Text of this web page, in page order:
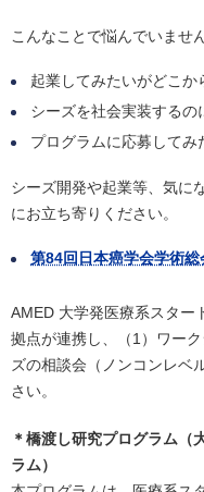
こんなことで悩んでいませ
起業してみたいがどこか
シーズを社会実装するの
プログラムに応募してみ
シーズ開発や起業等、気に
にお立ち寄りください。
第84回日本癌学会学術総
AMED 大学発医療系スター
拠点が連携し、（1）ワー
ズの相談会（ノンコンレベ
さい。
＊橋渡し研究プログラム（
ラム）